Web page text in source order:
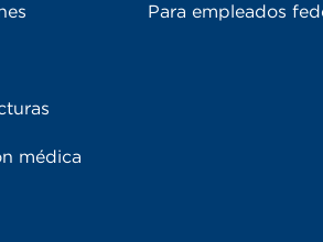
médica
Para empleados